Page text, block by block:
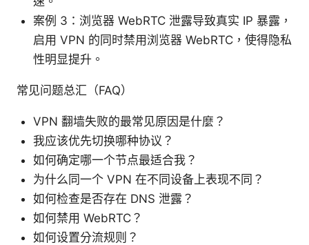
案例 3：浏览器 WebRTC 泄露导致真实 IP 暴露，
启用 VPN 的同时禁用浏览器 WebRTC，使得隐私
性明显提升。
常见问题总汇（FAQ）
VPN 翻墙失败的最常见原因是什麼？
我应该优先切换哪种协议？
如何确定哪一个节点最适合我？
为什么同一个 VPN 在不同设备上表现不同？
如何检查是否存在 DNS 泄露？
如何禁用 WebRTC？
如何设置分流规则？